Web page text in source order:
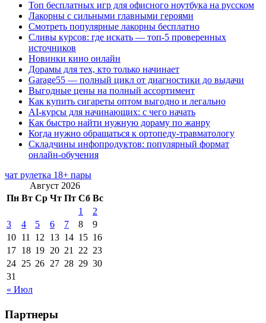
Топ бесплатных игр для офисного ноутбука на русском
Лакорны с сильными главными героями
Смотреть популярные лакорны бесплатно
Сливы курсов: где искать — топ-5 проверенных
источников
Новинки кино онлайн
Дорамы для тех, кто только начинает
Garage55 — полный цикл от диагностики до выдачи
Выгодные цены на полный ассортимент
Как купить сигареты оптом выгодно и легально
AI-курсы для начинающих: с чего начать
Как быстро найти нужную дораму по жанру
Когда нужно обращаться к ортопеду-травматологу
Складчины инфопродуктов: популярный формат
онлайн-обучения
чат рулетка 18+ пары
Август 2026
Пн Вт Ср Чт Пт Сб Вс
« Июл
1
2
3
4 5 6 7 8
9
10 11 12 13 14 15 16
17 18 19 20 21 22 23
24 25 26 27 28 29 30
31
Партнеры